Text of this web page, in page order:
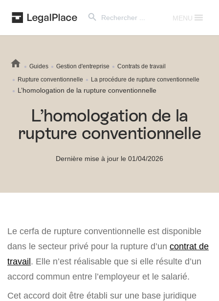
for:
MENU
Guides Gestion d'entreprise
Contrats de travail
Rupture conventionnelle
La procédure de rupture conventionnelle
L’homologation de la rupture conventionnelle
L’homologation de la
rupture conventionnelle
Dernière mise à jour le 01/04/2026
Le cerfa de rupture conventionnelle est disponible
dans le secteur privé pour la rupture d’un contrat de
travail. Elle n’est réalisable que si elle résulte d’un
accord commun entre l’employeur et le salarié.
Cet accord doit être établi sur une base juridique